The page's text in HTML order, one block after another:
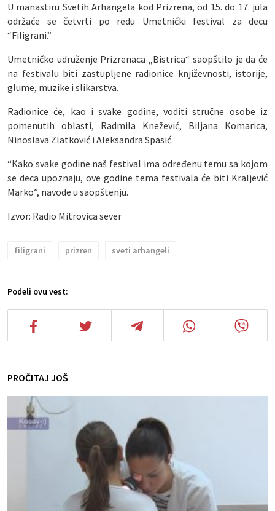
Podeli ovu vest:
U manastiru Svetih Arhangela kod Prizrena, od 15. do 17. jula
održaće se četvrti po redu Umetnički festival za decu
“Filigrani.”
Umetničko udruženje Prizrenaca „Bistrica“ saopštilo je da će
na festivalu biti zastupljene radionice književnosti, istorije,
glume, muzike i slikarstva.
Radionice će, kao i svake godine, voditi stručne osobe iz
pomenutih oblasti, Radmila Knežević, Biljana Komarica,
Ninoslava Zlatković i Aleksandra Spasić.
“Kako svake godine naš festival ima određenu temu sa kojom
se deca upoznaju, ove godine tema festivala će biti Kraljević
Marko”, navode u saopštenju.
Izvor: Radio Mitrovica sever
filigrani prizren sveti arhangeli
PROČITAJ JOŠ